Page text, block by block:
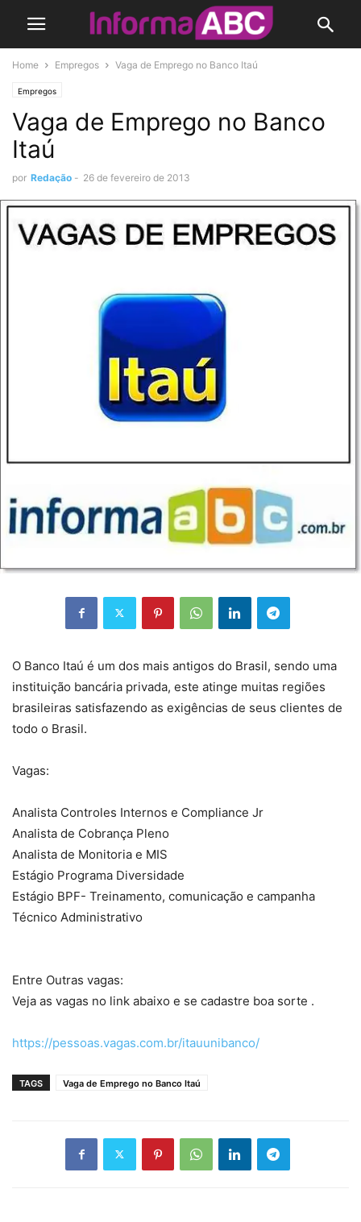
Home Empregos Vaga de Emprego no Banco Itaú
Empregos
Vaga de Emprego no Banco
Itaú
por Redação - 26 de fevereiro de 2013
O Banco Itaú é um dos mais antigos do Brasil, sendo uma
instituição bancária privada, este atinge muitas regiões
brasileiras satisfazendo as exigências de seus clientes de
todo o Brasil.
Vagas:
Analista Controles Internos e Compliance Jr
Analista de Cobrança Pleno
Analista de Monitoria e MIS
Estágio Programa Diversidade
Estágio BPF- Treinamento, comunicação e campanha
Técnico Administrativo
Entre Outras vagas:
Veja as vagas no link abaixo e se cadastre boa sorte .
https://pessoas.vagas.com.br/itauunibanco/
TAGS Vaga de Emprego no Banco Itaú